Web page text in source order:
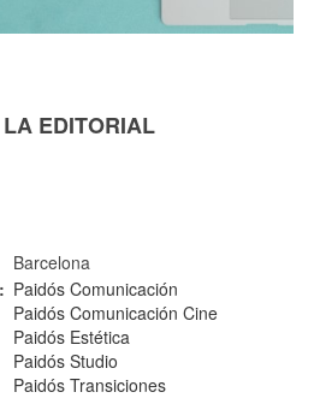
EDITORIAL
Barcelona
Paidós Comunicación
Paidós Comunicación Cine
Paidós Estética
Paidós Studio
Paidós Transiciones